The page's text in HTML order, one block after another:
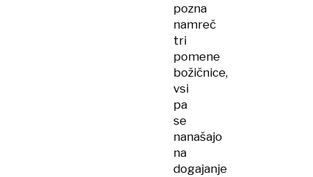
pozna
namreč
tri
pomene
božičnice,
vsi
pa
se
nanašajo
na
dogajanje